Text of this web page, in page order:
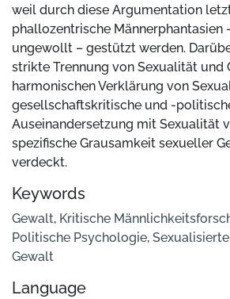
weil durch diese Argumentation
phallozentrische Männerphantasien
ungewollt – gestützt werden.
strikte Trennung von Sexualität und
harmonischen Verklärung von
gesellschaftskritische und -
Auseinandersetzung mit Sexualität
spezifische Grausamkeit sexueller
verdeckt.
Keywords
Gewalt, Kritische
Politische Psychologie,
Gewalt
Language